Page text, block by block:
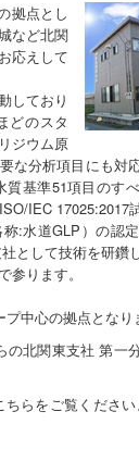
拠点とし
など北関
応えして
しており
どのスタ
ジウム原
な分析項目にも対
質基準51項目のす
IEC 17025:2017
:水道GLP）の認
として技術を研鑽
参ります。
中心の拠点となり
の北関東支社 第一
らをご覧ください